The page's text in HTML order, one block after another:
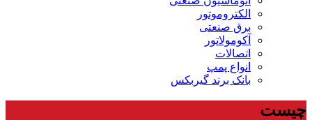
الکتروموتور
برق صنعتی
آکومولاتور
اتصالات
انواع پمپ
بانک برند گیربکس
چیست